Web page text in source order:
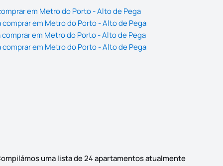
em Metro do Porto - Alto de Pega
em Metro do Porto - Alto de Pega
em Metro do Porto - Alto de Pega
em Metro do Porto - Alto de Pega
uma lista de 24 apartamentos atualmente